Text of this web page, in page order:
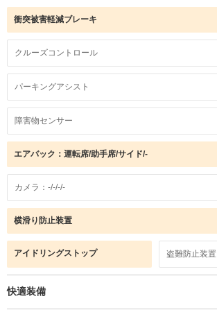
衝突被害軽減ブレーキ
クルーズコントロール
パーキングアシスト
障害物センサー
エアバック：運転席/助手席/サイド/-
カメラ：-/-/-/-
横滑り防止装置
アイドリングストップ 盗難防止装置
快適装備